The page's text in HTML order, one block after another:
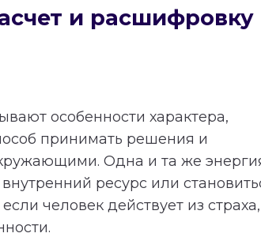
и
особенности характера,
принимать решения и
Одна и та же
ресурс или
человек действует из страха,